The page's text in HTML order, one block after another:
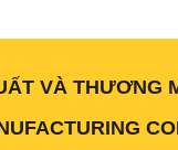
VÀ THƯƠNG